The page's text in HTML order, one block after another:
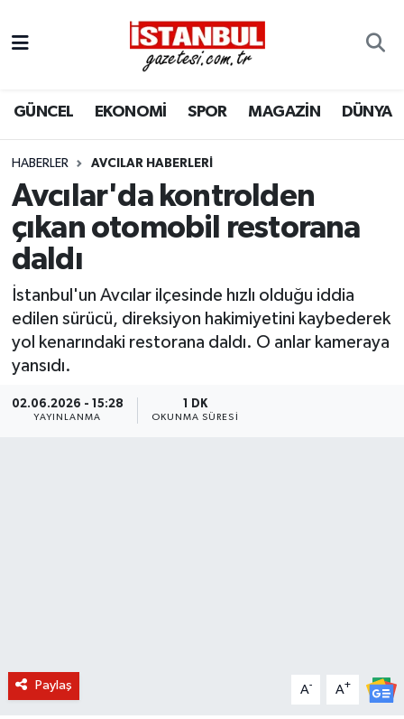
GÜNCEL EKONOMİ SPOR MAGAZİN DÜNYA
HABERLER AVCILAR HABERLERI
Avcılar'da kontrolden
çıkan otomobil restorana
daldı
İstanbul'un Avcılar ilçesinde hızlı olduğu iddia
edilen sürücü, direksiyon hakimiyetini kaybederek
yol kenarındaki restorana daldı. O anlar kameraya
yansıdı.
02.06.2026 - 15:28
YAYINLANMA
1 DK
OKUNMA SÜRESI
Paylaş A- A+
EKONOMİ
İSTANBUL
DÜNYA
SPOR
MAGAZİN
KÜLTÜR SANAT
Nöbetçi Eczaneler
Hava Durumu
Trafik Durumu
Süper Lig Puan Durumu ve Fikstür
Tüm Manşetler
Son Dakika Haberleri
Haber Arşivi